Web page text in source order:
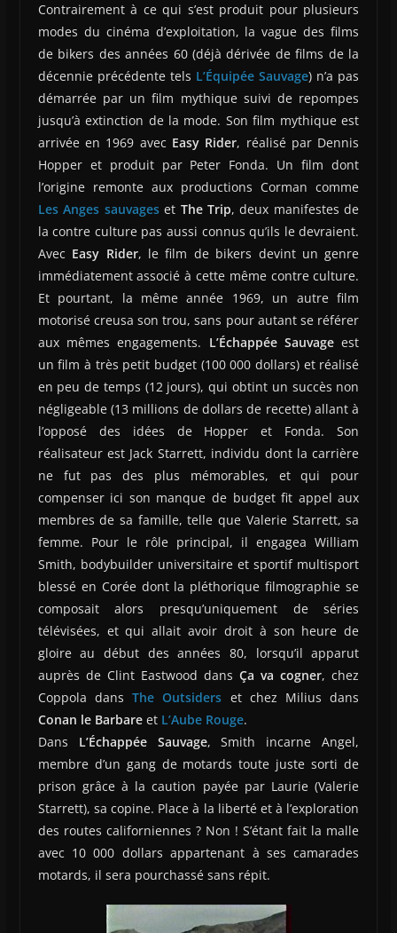
Contrairement à ce qui s’est produit pour plusieurs
modes du cinéma d’exploitation, la vague des films
de bikers des années 60 (déjà dérivée de films de la
décennie précédente tels L’Équipée Sauvage) n’a pas
démarrée par un film mythique suivi de repompes
jusqu’à extinction de la mode. Son film mythique est
arrivée en 1969 avec Easy Rider, réalisé par Dennis
Hopper et produit par Peter Fonda. Un film dont
l’origine remonte aux productions Corman comme
Les Anges sauvageset The Trip, deux manifestes de
la contre culture pas aussi connus qu’ils le devraient.
Avec Easy Rider, le film de bikers devint un genre
immédiatement associé à cette même contre culture.
Et pourtant, la même année 1969, un autre film
motorisé creusa son trou, sans pour autant se référer
aux mêmes engagements. L’Échappée Sauvageest
un film à très petit budget (100 000 dollars) et réalisé
en peu de temps (12 jours), qui obtint un succès non
négligeable (13 millions de dollars de recette) allant à
l’opposé des idées de Hopper et Fonda. Son
réalisateur est Jack Starrett, individu dont la carrière
ne fut pas des plus mémorables, et qui pour
compenser ici son manque de budget fit appel aux
membres de sa famille, telle que Valerie Starrett, sa
femme. Pour le rôle principal, il engagea William
Smith, bodybuilder universitaire et sportif multisport
blessé en Corée dont la pléthorique filmographie se
composait alors presqu’uniquement de séries
télévisées, et qui allait avoir droit à son heure de
gloire au début des années 80, lorsqu’il apparut
auprès de Clint Eastwood dansÇa va cogner, chez
Coppola dansThe Outsiders et chez Milius dans
Conan le Barbareet L’Aube Rouge.
Dans L’Échappée Sauvage, Smith incarne Angel,
membre d’un gang de motards toute juste sorti de
prison grâce à la caution payée par Laurie (Valerie
Starrett), sa copine. Place à la liberté et à l’exploration
des routes californiennes ? Non ! S’étant fait la malle
avec 10 000 dollars appartenant à ses camarades
motards, il sera pourchassé sans répit.